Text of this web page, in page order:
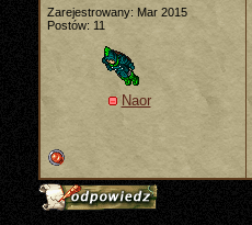
Zarejestrowany: Mar 2015
Postów: 11
Naor